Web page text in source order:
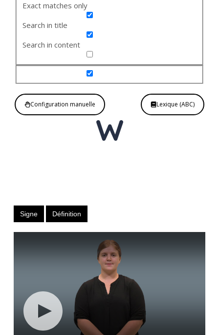
Exact matches only
Search in title
Search in content
Configuration manuelle Lexique (ABC)
W
Signe Définition